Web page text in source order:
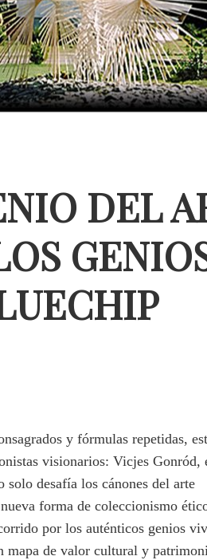
DEL
y fórmulas repetidas,
visionarios: Vicjes Gonród,
desafía los cánones del arte
forma de coleccionismo
por los auténticos genios
mapa de valor cultural y